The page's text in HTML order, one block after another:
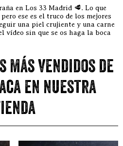
en Los 33 Madrid 🥩. Lo que
ese es el truco de los mejores
una piel crujiente y una carne
vídeo sin que se os haga la boca
más vendidos de
en nuestra